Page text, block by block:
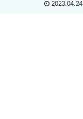
2023.04.24